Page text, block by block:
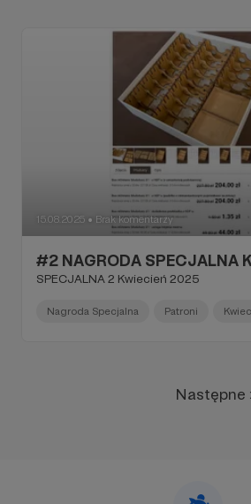
15.08.2025 ● Brak komentarzy
#2 NAGRODA SPECJALNA
SPECJALNA 2 Kwiecień 2025
Nagroda Specjalna Patroni
Następne